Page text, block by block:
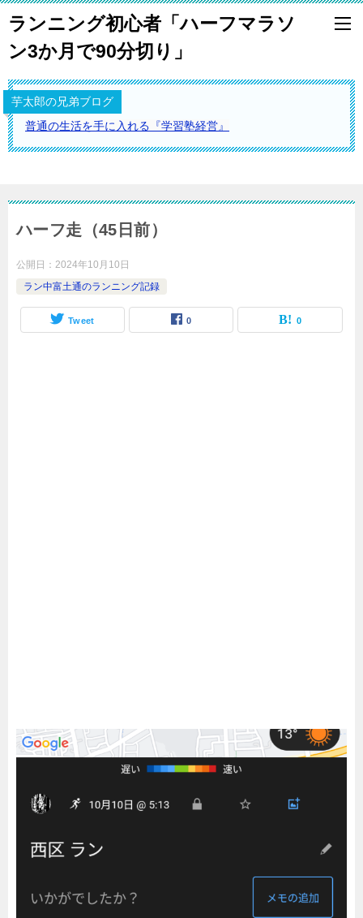
ランニング初心者「ハーフマラソ
ン3か月で90分切り」
芋太郎の兄弟ブログ
普通の生活を手に入れる『学習塾経営』
ハーフ走（45日前）
公開日： 2024年10月10日
ラン中富土通のランニング記録
Tweet 0 0